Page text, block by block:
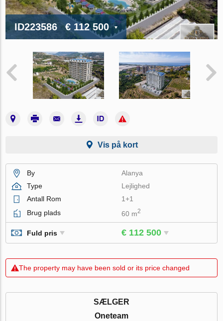
ID223586 € 112 500
Vis på kort
By
Alanya
Type
Lejlighed
Antall Rom
1+1
Brug plads
60 m2
Fuld pris € 112 500
The property may have been sold or its price changed
SÆLGER
Oneteam